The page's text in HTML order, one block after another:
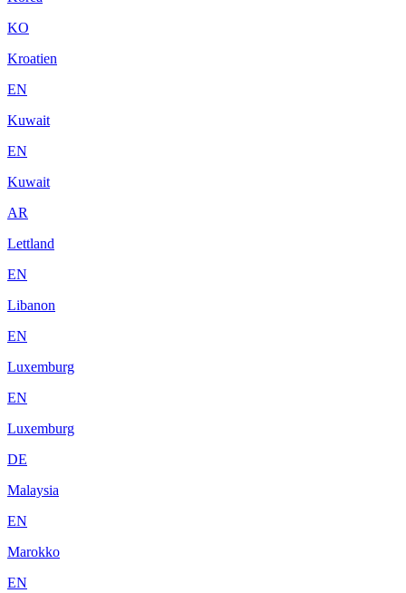
KO
Kroatien
EN
Kuwait
EN
Kuwait
AR
Lettland
EN
Libanon
EN
Luxemburg
EN
Luxemburg
DE
Malaysia
EN
Marokko
EN